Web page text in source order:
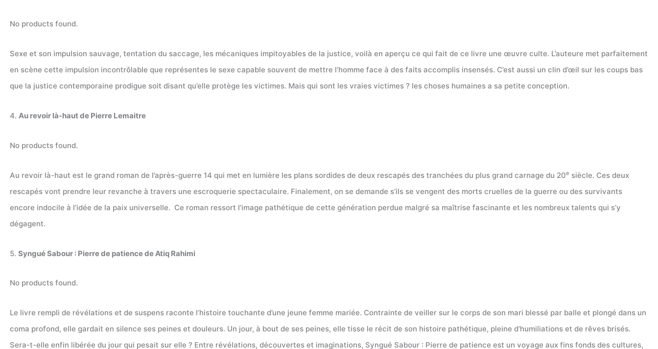
No products found.
Sexe et son impulsion sauvage, tentation du saccage, les mécaniques impitoyables de la justice, voilà en aperçu ce qui fait de ce livre une œuvre culte. L’auteure met parfaitement
en scène cette impulsion incontrôlable que représentes le sexe capable souvent de mettre l’homme face à des faits accomplis insensés. C’est aussi un clin d’œil sur les coups bas
que la justice contemporaine prodigue soit disant qu’elle protège les victimes. Mais qui sont les vraies victimes ? les choses humaines a sa petite conception.
4. Au revoir là-haut de Pierre Lemaitre
No products found.
Au revoir là-haut est le grand roman de l’après-guerre 14 qui met en lumière les plans sordides de deux rescapés des tranchées du plus grand carnage du 20e siècle. Ces deux
rescapés vont prendre leur revanche à travers une escroquerie spectaculaire. Finalement, on se demande s’ils se vengent des morts cruelles de la guerre ou des survivants
encore indocile à l’idée de la paix universelle. Ce roman ressort l’image pathétique de cette génération perdue malgré sa maîtrise fascinante et les nombreux talents qui s’y
dégagent.
5. Syngué Sabour : Pierre de patience de Atiq Rahimi
No products found.
Le livre rempli de révélations et de suspens raconte l’histoire touchante d’une jeune femme mariée. Contrainte de veiller sur le corps de son mari blessé par balle et plongé dans un
coma profond, elle gardait en silence ses peines et douleurs. Un jour, à bout de ses peines, elle tisse le récit de son histoire pathétique, pleine d’humiliations et de rêves brisés.
Sera-t-elle enfin libérée du jour qui pesait sur elle ? Entre révélations, découvertes et imaginations, Syngué Sabour : Pierre de patience est un voyage aux fins fonds des cultures,